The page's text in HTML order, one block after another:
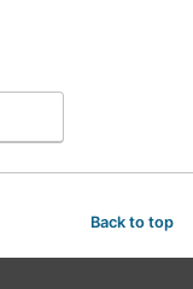
Back to top